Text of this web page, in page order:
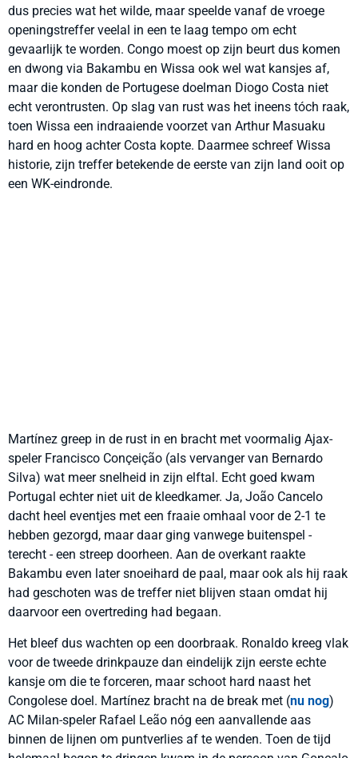
dus precies wat het wilde, maar speelde vanaf de vroege
openingstreffer veelal in een te laag tempo om echt
gevaarlijk te worden. Congo moest op zijn beurt dus komen
en dwong via Bakambu en Wissa ook wel wat kansjes af,
maar die konden de Portugese doelman Diogo Costa niet
echt verontrusten. Op slag van rust was het ineens tóch raak,
toen Wissa een indraaiende voorzet van Arthur Masuaku
hard en hoog achter Costa kopte. Daarmee schreef Wissa
historie, zijn treffer betekende de eerste van zijn land ooit op
een WK-eindronde.
Martínez greep in de rust in en bracht met voormalig Ajax-
speler Francisco Conçeição (als vervanger van Bernardo
Silva) wat meer snelheid in zijn elftal. Echt goed kwam
Portugal echter niet uit de kleedkamer. Ja, João Cancelo
dacht heel eventjes met een fraaie omhaal voor de 2-1 te
hebben gezorgd, maar daar ging vanwege buitenspel -
terecht - een streep doorheen. Aan de overkant raakte
Bakambu even later snoeihard de paal, maar ook als hij raak
had geschoten was de treffer niet blijven staan omdat hij
daarvoor een overtreding had begaan.
Het bleef dus wachten op een doorbraak. Ronaldo kreeg vlak
voor de tweede drinkpauze dan eindelijk zijn eerste echte
kansje om die te forceren, maar schoot hard naast het
Congolese doel. Martínez bracht na de break met (nu nog)
AC Milan-speler Rafael Leão nóg een aanvallende aas
binnen de lijnen om puntverlies af te wenden. Toen de tijd